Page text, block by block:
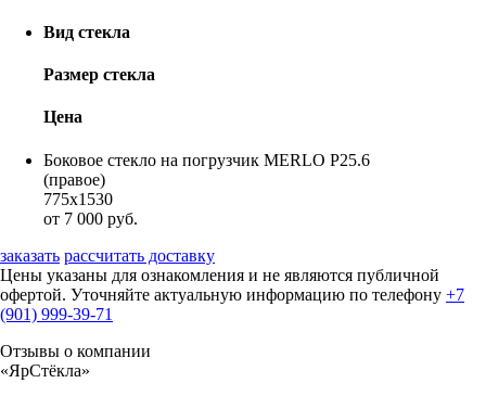
Вид стекла
Размер стекла
Цена
Боковое стекло на погрузчик MERLO P25.6
(правое)
775х1530
от 7 000 руб.
заказать рассчитать доставку
Цены указаны для ознакомления и не являются публичной
офертой. Уточняйте актуальную информацию по телефону +7
(901) 999-39-71
Отзывы о компании
«ЯрСтёкла»